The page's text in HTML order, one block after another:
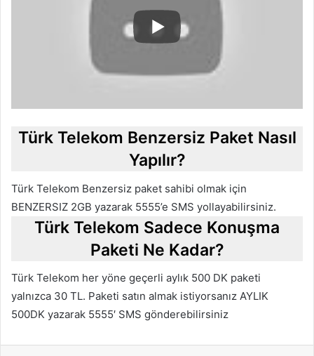
Türk Telekom Benzersiz Paket Nasıl
Yapılır?
Türk Telekom Benzersiz paket sahibi olmak için
BENZERSIZ 2GB yazarak 5555’e SMS yollayabilirsiniz.
Türk Telekom Sadece Konuşma
Paketi Ne Kadar?
Türk Telekom her yöne geçerli aylık 500 DK paketi
yalnızca 30 TL. Paketi satın almak istiyorsanız AYLIK
500DK yazarak 5555′ SMS gönderebilirsiniz